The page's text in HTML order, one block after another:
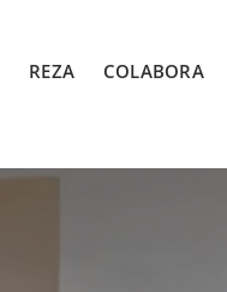
REZA COLABORA